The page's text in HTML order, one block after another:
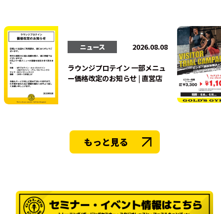
法人会員
ニュース 2026.08.08
ラウンジプロテイン 一部メニュ
ー価格改定のお知らせ | 直営店
もっと見る